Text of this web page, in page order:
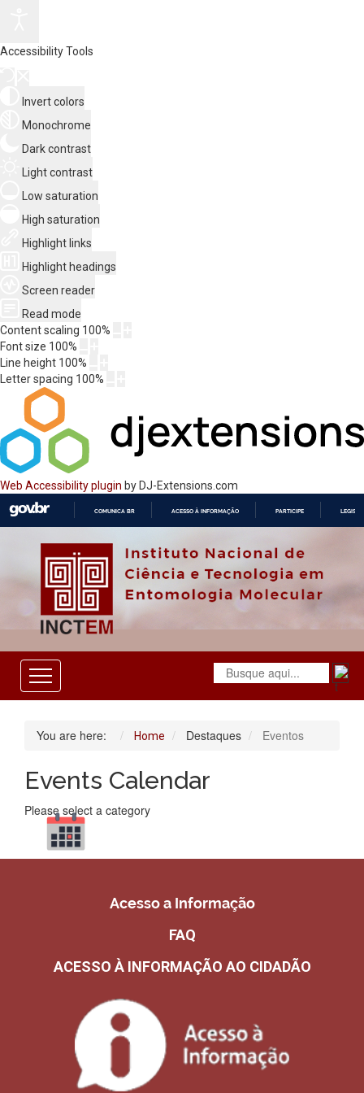
Accessibility Tools
Invert colors
Monochrome
Dark contrast
Light contrast
Low saturation
High saturation
Highlight links
Highlight headings
Screen reader
Read mode
Content scaling 100%
Font size 100%
Line height 100%
Letter spacing 100%
Web Accessibility plugin by DJ-Extensions.com
O
COMUNICA BR ACESSO À INFORMAÇÃO PARTICIPE
You are here: Home Destaques Eventos
Events Calendar
Please select a category
Acesso a Informação
FAQ
ACESSO À INFORMAÇÃO AO CIDADÃO